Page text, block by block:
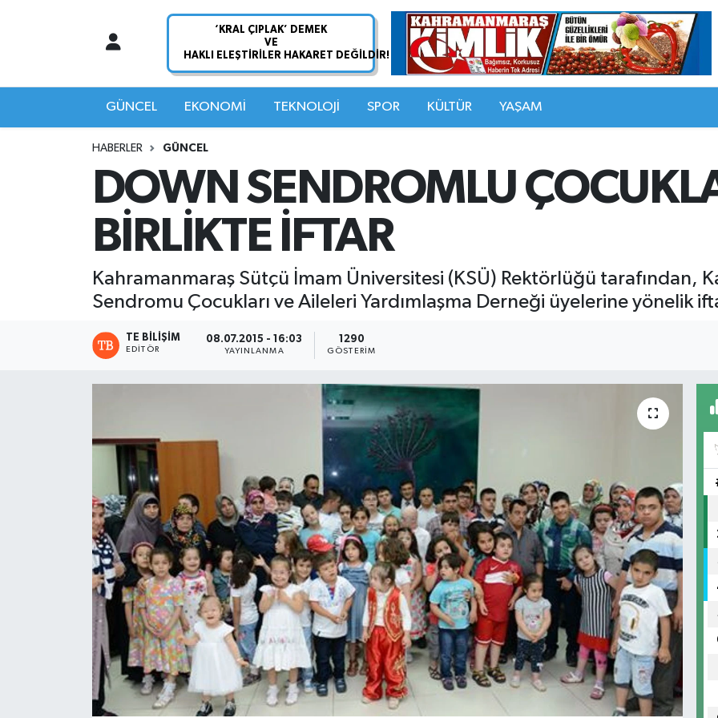
GÜNCEL EKONOMİ TEKNOLOJİ SPOR KÜLTÜR YAŞAM
HABERLER GÜNCEL
DOWN SENDROMLU
BİRLİKTE İFTAR
Kahramanmaraş Sütçü İmam Üniversitesi (KSÜ) Rektörlüğü tarafından,
Sendromu Çocukları ve Aileleri Yardımlaşma Derneği üyelerine yönelik
TE BILIŞIM
EDITÖR
08.07.2015 - 16:03
YAYINLANMA
1290
GÖSTERIM
Hava Durumu
Namaz Vakitleri
Trafik Durumu
Süper Lig Puan Durumu ve Fikstür
Son Dakika Haberleri
Haber Arşivi